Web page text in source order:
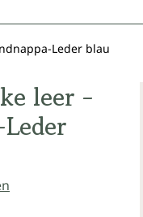
Leder blau
leer -